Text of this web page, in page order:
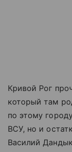
Кривой Рог
который там
по этому
ВСУ, но и
Василий